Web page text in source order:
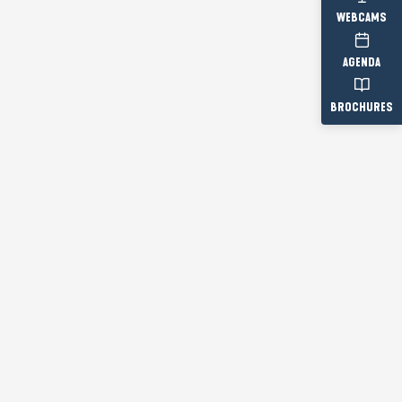
WEBCAMS
AGENDA
BROCHURES